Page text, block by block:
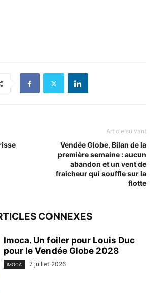
Article suivant
Vendée Globe. Bilan de la
première semaine : aucun
abandon et un vent de
fraicheur qui souffle sur la
flotte
CONNEXES
Imoca. Un foiler pour Louis Duc
pour le Vendée Globe 2028
IMOCA 7 juillet 2026